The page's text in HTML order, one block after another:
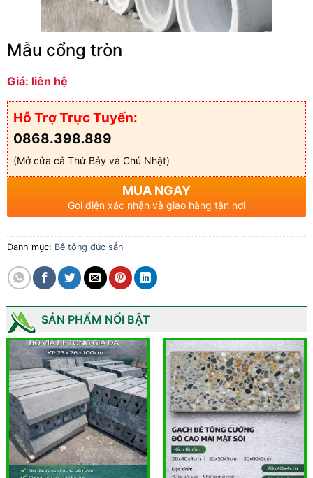
Mẫu cổng tròn
Giá: liên hệ
Hỗ Trợ Trực Tuyến:
0868.398.889
(Mở cửa cả Thứ Bảy và Chủ Nhật)
MUA NGAY
Gọi điện xác nhận và giao hàng tận nơi
Danh mục: Bê tông đúc sẳn
SẢN PHẨM NỔI BẬT